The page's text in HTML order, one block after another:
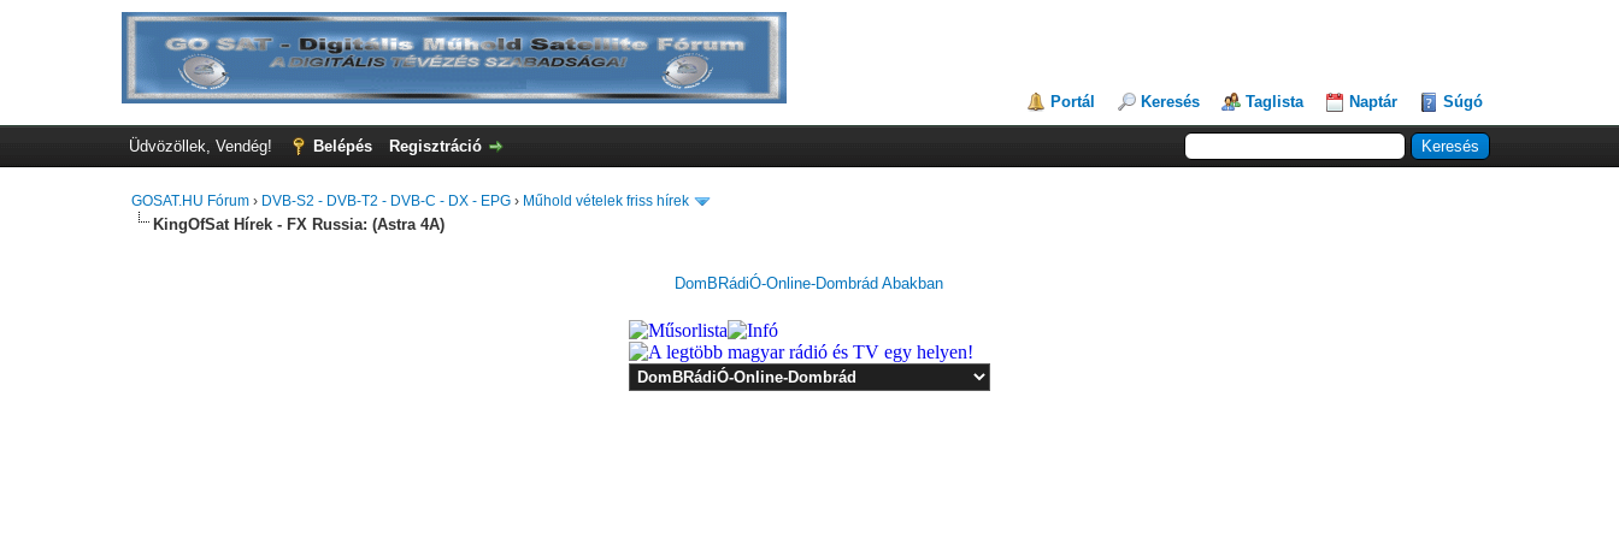
Portál Keresés Taglista Naptár Súgó
Üdvözöllek, Vendég! Belépés Regisztráció
GOSAT.HU Fórum › DVB-S2 - DVB-T2 - DVB-C - DX - EPG › Műhold vételek friss hírek
KingOfSat Hírek - FX Russia: (Astra 4A)
DomBRádiÓ-Online-Dombrád Abakban